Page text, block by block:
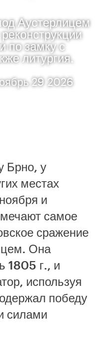
Аустерлицем
по замку с
литургия.
29 2026
Брно, у
местах
и
самое
сражение
Она
1805 г., и
используя
победу
силами